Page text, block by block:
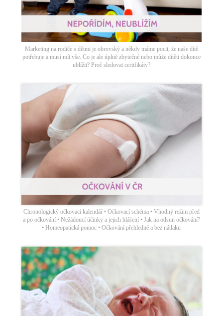
Marketing na rodiče s dětmi je obrovský a někdy máme pocit, že naše dítě
potřebuje a musí mít vše. Co je ale úplně zbytečné nebo může dítěti dokonce
ublížit? Proč sledovat certifikáty?
Chronologický očkovací kalendář • Očkovací schéma • Vhodný režim před
a po očkování • Nežádoucí účinky a jejich hlášení • Jak na odsun očkování?
• Homeopatická pomoc • Očkování přehledně a bez nátlaku